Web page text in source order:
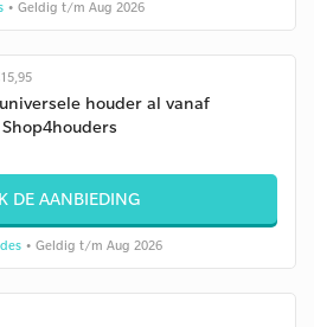
• Geldig t/m Aug 2026
houder al vanaf
DE AANBIEDING
• Geldig t/m Aug 2026